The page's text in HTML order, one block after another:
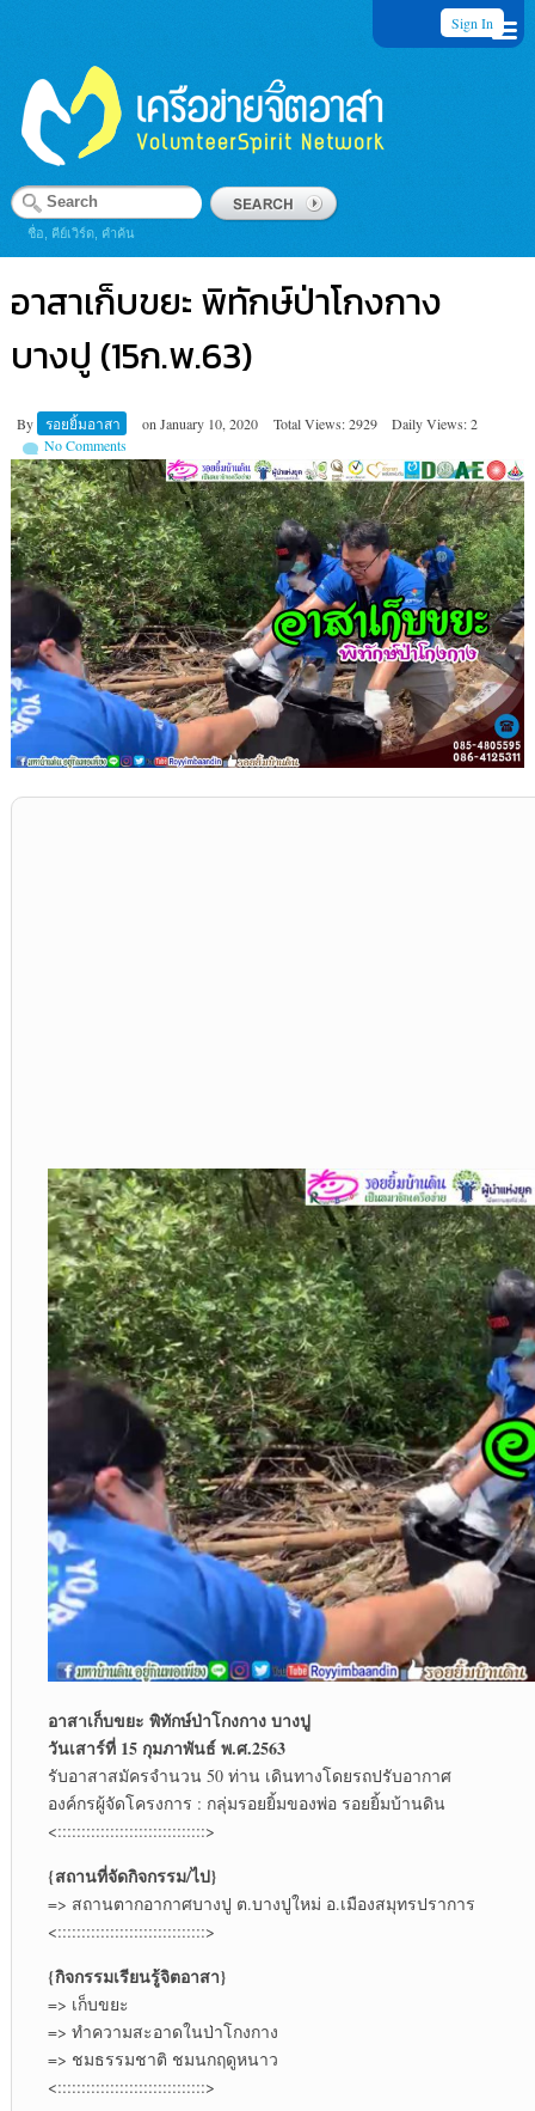
Sign In
ชื่อ, คีย์เวิร์ด, คำค้น
อาสาเก็บขยะ พิทักษ์ป่าโกงกาง
บางปู (15ก.พ.63)
By รอยยิ้มอาสา on January 10, 2020 Total Views: 2929
Daily Views: 2
No Comments
อาสาเก็บขยะ พิทักษ์ป่าโกงกาง บางปู
วันเสาร์ที่ 15 กุมภาพันธ์ พ.ศ.2563
รับอาสาสมัครจำนวน 50 ท่าน เดินทางโดยรถปรับอากาศ
องค์กรผู้จัดโครงการ : กลุ่มรอยยิ้มของพ่อ รอยยิ้มบ้านดิน
<:::::::::::::::::::::::::::::::>
{สถานที่จัดกิจกรรม/ไป}
=> สถานตากอากาศบางปู ต.บางปูใหม่ อ.เมืองสมุทรปราการ
<:::::::::::::::::::::::::::::::>
{กิจกรรมเรียนรู้จิตอาสา}
=> เก็บขยะ
=> ทำความสะอาดในป่าโกงกาง
=> ชมธรรมชาติ ชมนกฤดูหนาว
<:::::::::::::::::::::::::::::::>